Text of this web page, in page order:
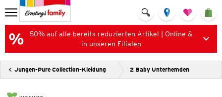
50% auf alle bereits reduzierten Artikel | Online &
in unseren Filialen
Jungen-Pure Collection-Kleidung 2 Baby Unterhemden